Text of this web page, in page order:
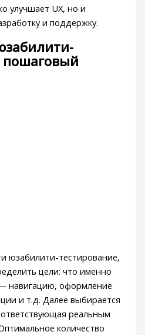
улучшает UX, но и
и поддержку.
пошаговый
юзабилити-тестирование,
цели: что именно
навигацию, оформление
и т.д. Далее выбирается
реальным
количество